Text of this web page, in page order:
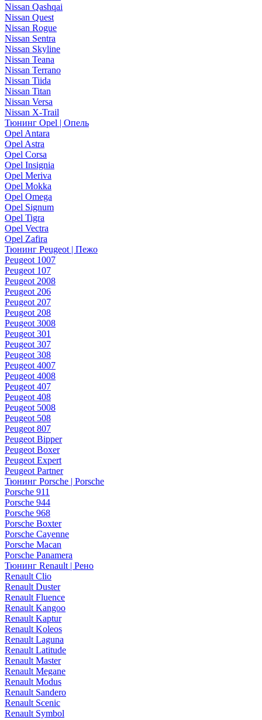
Nissan Qashqai
Nissan Quest
Nissan Rogue
Nissan Sentra
Nissan Skyline
Nissan Teana
Nissan Terrano
Nissan Tiida
Nissan Titan
Nissan Versa
Nissan X-Trail
Тюнинг Opel | Опель
Opel Antara
Opel Astra
Opel Corsa
Opel Insignia
Opel Meriva
Opel Mokka
Opel Omega
Opel Signum
Opel Tigra
Opel Vectra
Opel Zafira
Тюнинг Peugeot | Пежо
Peugeot 1007
Peugeot 107
Peugeot 2008
Peugeot 206
Peugeot 207
Peugeot 208
Peugeot 3008
Peugeot 301
Peugeot 307
Peugeot 308
Peugeot 4007
Peugeot 4008
Peugeot 407
Peugeot 408
Peugeot 5008
Peugeot 508
Peugeot 807
Peugeot Bipper
Peugeot Boxer
Peugeot Expert
Peugeot Partner
Тюнинг Porsche | Porsche
Porsche 911
Porsche 944
Porsche 968
Porsche Boxter
Porsche Cayenne
Porsche Macan
Porsche Panamera
Тюнинг Renault | Рено
Renault Clio
Renault Duster
Renault Fluence
Renault Kangoo
Renault Kaptur
Renault Koleos
Renault Laguna
Renault Latitude
Renault Master
Renault Megane
Renault Modus
Renault Sandero
Renault Scenic
Renault Symbol